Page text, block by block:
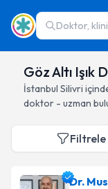
Doktor,
Göz Altı Işık
İstanbul Silivri
doktor - uzman
Filtrele
Dr.